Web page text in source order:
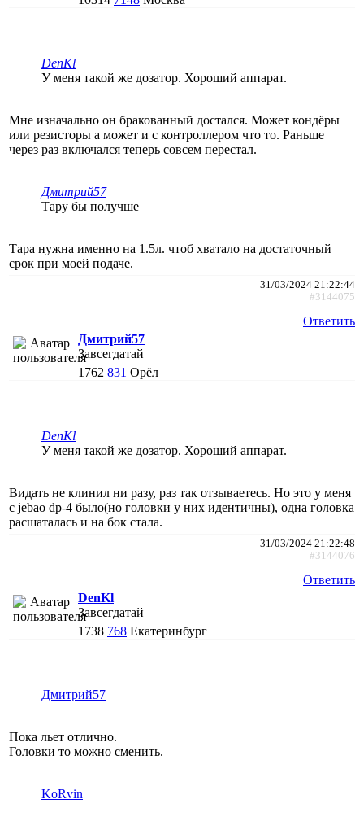
DenKl
У меня такой же дозатор. Хороший аппарат.
Мне изначально он бракованный достался. Может кондёры
или резисторы а может и с контроллером что то. Раньше
через раз включался теперь совсем перестал.
Дмитрий57
Тару бы получше
Тара нужна именно на 1.5л. чтоб хватало на достаточный
срок при моей подаче.
31/03/2024 21:22:44
#3144075
Ответить
Дмитрий57
Завсегдатай
1762 831 Орёл
DenKl
У меня такой же дозатор. Хороший аппарат.
Видать не клинил ни разу, раз так отзываетесь. Но это у меня
с jebao dp-4 было(но головки у них идентичны), одна головка
расшаталась и на бок стала.
31/03/2024 21:22:48
#3144076
Ответить
DenKl
Завсегдатай
1738 768 Екатеринбург
Дмитрий57
Пока льет отлично.
Головки то можно сменить.
KoRvin